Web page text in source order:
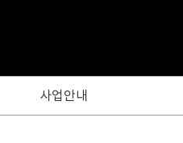
사업안내